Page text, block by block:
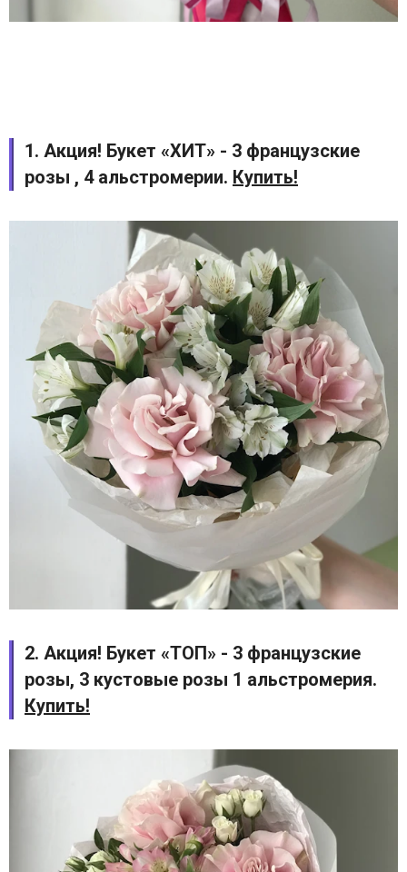
1. Акция! Букет «ХИТ» - 3 французские
розы , 4 альстромерии. Купить!
2. Акция! Букет «ТОП» - 3 французские
розы, 3 кустовые розы 1 альстромерия.
Купить!